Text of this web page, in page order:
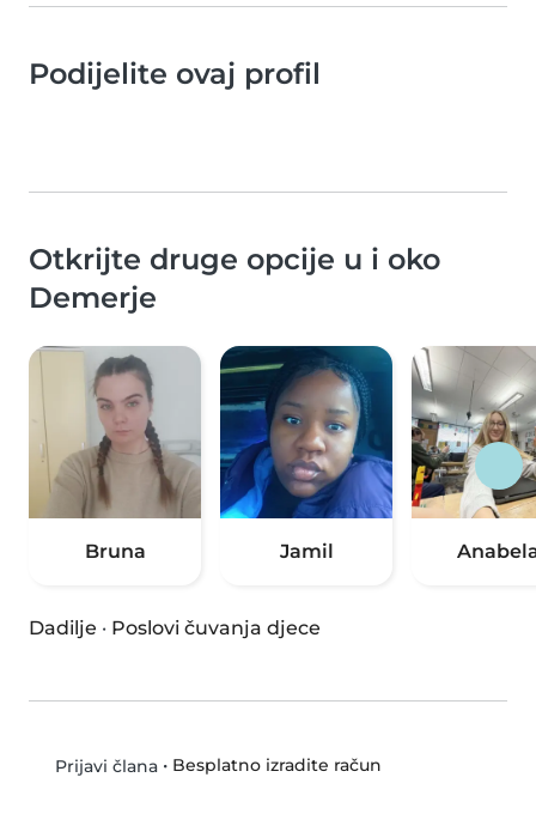
Podijelite ovaj profil
Otkrijte druge opcije u i oko
Demerje
Bruna Jamil
Dadilje · Poslovi čuvanja djece
Prijavi člana• Besplatno izradite račun